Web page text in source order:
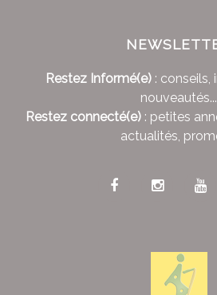
Restez Informé(e): conseils,
nouveautés...
Restez connecté(e): petites
actualités,